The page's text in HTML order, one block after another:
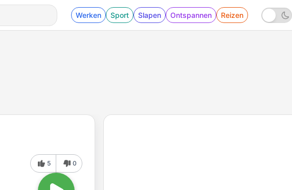
Werken Sport Slapen Ontspannen Reizen
5 0